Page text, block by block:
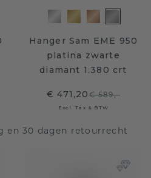
Hanger Sam EME 950
platina zwarte
diamant 1.380 crt
€ 471,20€ 589,-
Excl. Tax & BTW
en 30 dagen retourrecht